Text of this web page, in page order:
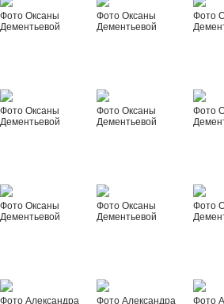
Фото Оксаны
Дементьевой
Фото Оксаны
Дементьевой
Фото
Фото Оксаны
Дементьевой
Фото Оксаны
Дементьевой
Фото
Фото Оксаны
Дементьевой
Фото Оксаны
Дементьевой
Фото
Фото Александра
Фото Александра
Фото